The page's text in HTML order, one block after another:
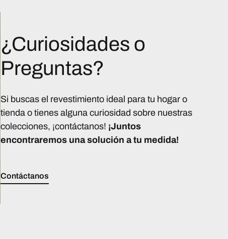
¿Curiosidades o
Preguntas?
Si buscas el revestimiento ideal para tu hogar o
tienda o tienes alguna curiosidad sobre nuestras
colecciones, ¡contáctanos! ¡Juntos
encontraremos una solución a tu medida!
Contáctanos